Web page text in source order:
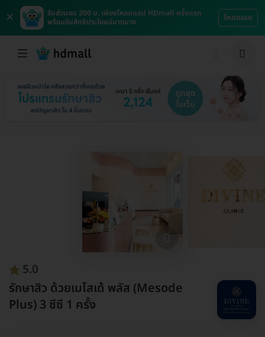
×
รับส่วนลด 200 บ. เพียงโหลดแอป HDmall ครั้งแรก
พร้อมรับสิทธิประโยชน์มากมาย
โหลดเลย
5.0
รักษาสิว ด้วยเมโสเด้ พลัส (Mesode
Plus) 3 ซีซี 1 ครั้ง